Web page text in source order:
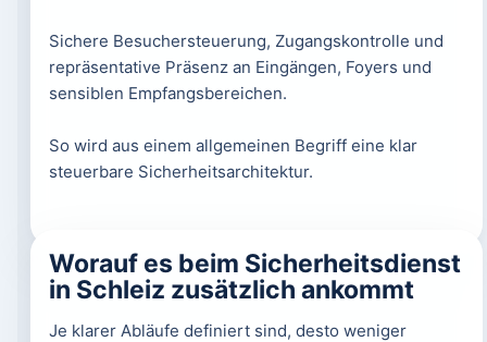
Sichere Besuchersteuerung, Zugangskontrolle und
repräsentative Präsenz an Eingängen, Foyers und
sensiblen Empfangsbereichen.
So wird aus einem allgemeinen Begriff eine klar
steuerbare Sicherheitsarchitektur.
Worauf es beim Sicherheitsdienst
in Schleiz zusätzlich ankommt
Je klarer Abläufe definiert sind, desto weniger